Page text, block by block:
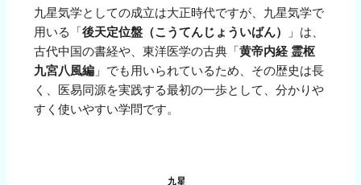
九星気学としての成立は大正時代ですが、九星気学で
用いる「後天定位盤（こうてんじょういばん）
」は、
古代中国の書経や、東洋医学の古典「黄帝内経 霊枢
九宮八風編 」でも用いられているため、その歴史は長
く、医易同源を実践する最初の一歩として、分かりや
すく使いやすい学問です。